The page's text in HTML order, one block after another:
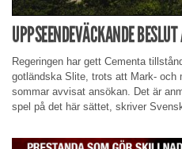
UPPSEENDEVÄCKANDE
Regeringen har gett Cementa
gotländska Slite, trots att Mark- och
sommar avvisat ansökan. Det är
spel på det här sättet, skriver